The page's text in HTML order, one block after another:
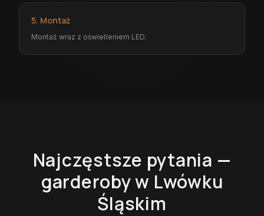
5. Montaż
Montaż wraz z oświetleniem LED.
Najczęstsze pytania —
garderobyw Lwówku
Śląskim